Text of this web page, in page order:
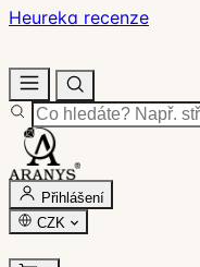
Heureka recenze
Přihlášení
CZK